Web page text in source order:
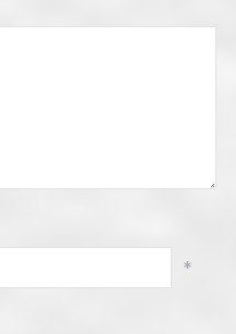
*